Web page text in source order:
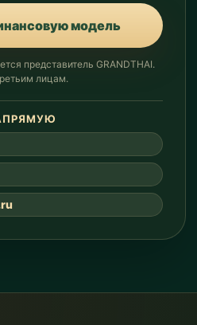
модель
представитель GRANDTHAI.
лицам.